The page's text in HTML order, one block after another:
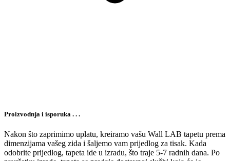
Proizvodnja i isporuka . . .
Nakon što zaprimimo uplatu, kreiramo vašu Wall LAB tapetu prema
dimenzijama vašeg zida i šaljemo vam prijedlog za tisak. Kada
odobrite prijedlog, tapeta ide u izradu, što traje 5-7 radnih dana. Po